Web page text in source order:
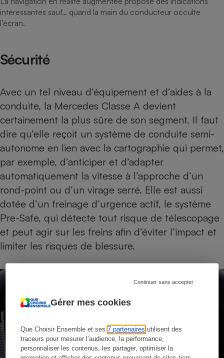
Gérer mes cookies
Que Choisir Ensemble et ses7 partenaires utilisent des
traceurs pour mesurer l’audience, la performance,
personnaliser les contenus, les partager, optimiser la
Continuer sans accepter
intéressantes sauf… quand la main du conducteur occulte
l’écran.
Sécurité
Avec un tel niveau d’équipement et d’aides à la
conduite, la Mercedes Classe A devient
certainement la plus sûre de son segment. Il faut
dire qu’elle reçoit un système de conduite semi-
autonome en lien avec la cartographie qui permet,
par exemple, d’anticiper et d’adapter
automatiquement la vitesse à l’approche d’un
rond-point ou d’un virage serré. Elle est aussi
dotée d’un freinage d’urgence actif, le système
Pre-Safe, qui détecte tout risque de télescopage
et peut agir sur les freins afin d’éviter l’impact et
limiter les risques de blessure.